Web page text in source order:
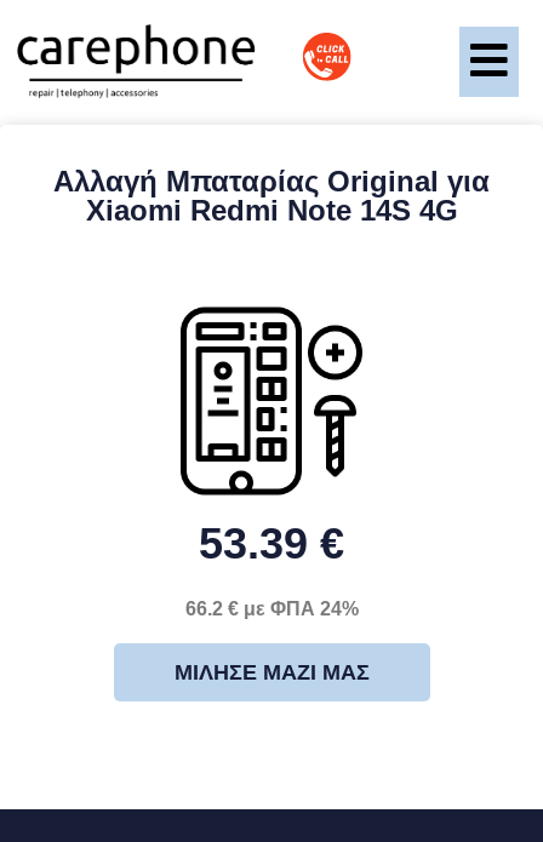
Αλλαγή Μπαταρίας Original για
Xiaomi Redmi Note 14S 4G
53.39 €
66.2 € με ΦΠΑ 24%
ΜΊΛΗΣΕ ΜΑΖΊ ΜΑΣ